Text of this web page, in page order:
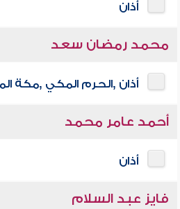
أذان
محمد رمضان سعد
أذان ,الحرم المكي ,مكة
أحمد عامر محمد
أذان
فايز عبد السلام